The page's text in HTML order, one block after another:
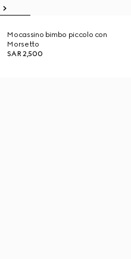
Mocassino bimbo piccolo con
Morsetto
SAR 2,500